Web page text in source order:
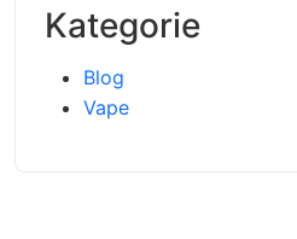
Kategorie
Blog
Vape